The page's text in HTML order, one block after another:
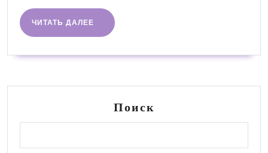
ЧИТАТЬ ДАЛЕЕ
ЧИТАТЬ
ДАЛЕЕ
Поиск